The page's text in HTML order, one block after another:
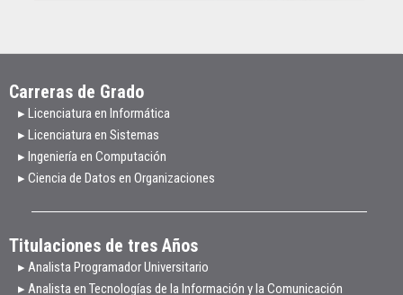
Carreras de Grado
▸ Licenciatura en Informática
▸ Licenciatura en Sistemas
▸ Ingeniería en Computación
▸ Ciencia de Datos en Organizaciones
Titulaciones de tres Años
▸ Analista Programador Universitario
▸ Analista en Tecnologías de la Información y la Comunicación